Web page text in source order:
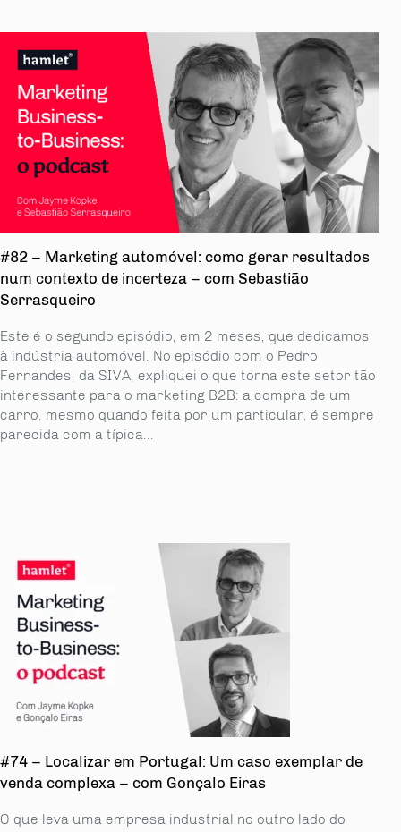
#82 – Marketing automóvel: como gerar resultados
num contexto de incerteza – com Sebastião
Serrasqueiro
Este é o segundo episódio, em 2 meses, que dedicamos
à indústria automóvel. No episódio com o Pedro
Fernandes, da SIVA, expliquei o que torna este setor tão
interessante para o marketing B2B: a compra de um
carro, mesmo quando feita por um particular, é sempre
parecida com a típica...
#74 – Localizar em Portugal: Um caso exemplar de
venda complexa – com Gonçalo Eiras
O que leva uma empresa industrial no outro lado do